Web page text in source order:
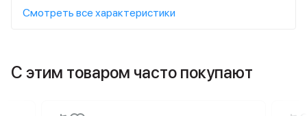
Смотреть все характеристики
С этим товаром часто покупают